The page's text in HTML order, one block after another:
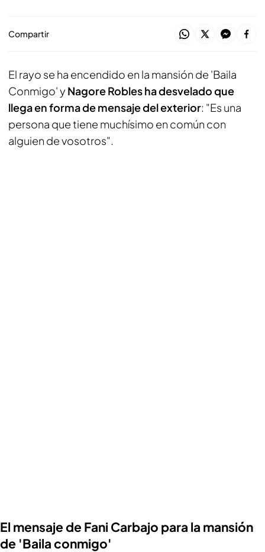
Compartir
El rayo se ha encendido en la mansión de 'Baila
Conmigo' y Nagore Robles ha desvelado que
llega en forma de mensaje del exterior: "Es una
persona que tiene muchísimo en común con
alguien de vosotros".
El mensaje de Fani Carbajo para la mansión
de 'Baila conmigo'